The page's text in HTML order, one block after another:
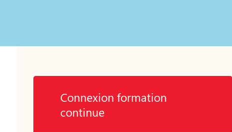
Connexion formation
continue